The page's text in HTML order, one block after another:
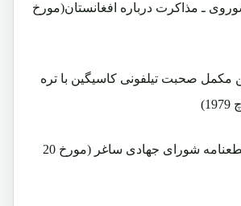
ـ مذاکرت درباره افغانستان(مورخ
صحبت تیلفونی کاسیگین با تره
ضمیمه چهارم : قطعنامه شورای جهادی ساغر (مورخ 20